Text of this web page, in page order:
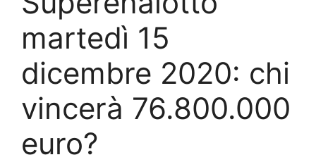
martedì 15
dicembre 2020: chi
vincerà 76.800.000
euro?